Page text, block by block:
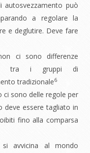
autosvezzamento può
a regolare la
e deglutire. Deve fare
ci sono differenze
tra i gruppi di
tradizionale6
ci sono delle regole per
deve essere tagliato in
fino alla comparsa
si avvicina al mondo